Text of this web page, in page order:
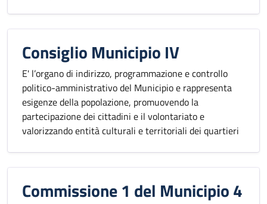
Consiglio Municipio IV
E' l’organo di indirizzo, programmazione e controllo
politico-amministrativo del Municipio e rappresenta
esigenze della popolazione, promuovendo la
partecipazione dei cittadini e il volontariato e
valorizzando entità culturali e territoriali dei quartieri
Commissione 1 del Municipio 4